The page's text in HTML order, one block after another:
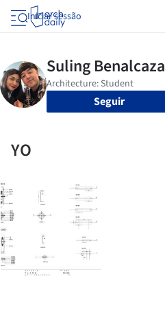
Iniciar sessão
Seguir
YO